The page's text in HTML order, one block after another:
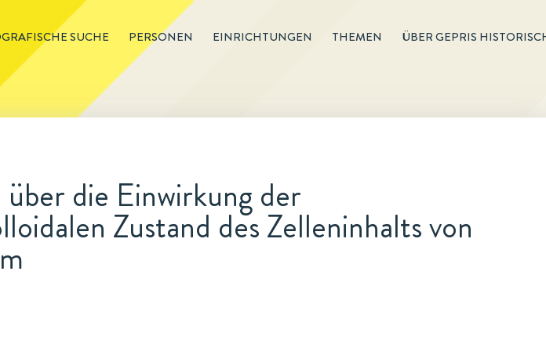
SUCHE PERSONEN EINRICHTUNGEN THEMEN ÜBER GEPRIS
die Einwirkung der
Zustand des Zelleninhalts von